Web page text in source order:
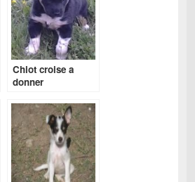
Chiot croise a
donner